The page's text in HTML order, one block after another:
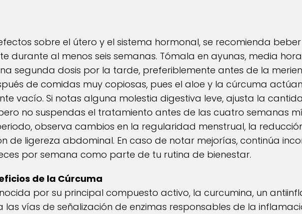
sobre el útero y el sistema hormonal, se recomienda
durante al menos seis semanas. Tómala en ayunas, media
segunda dosis por la tarde, preferiblemente antes de la
de comidas muy copiosas, pues el aloe y la cúrcuma
vacío. Si notas alguna molestia digestiva leve, ajusta la
no suspendas el tratamiento antes de las cuatro semanas
observa cambios en la regularidad menstrual, la
de ligereza abdominal. En caso de notar mejorías, continúa
por semana como parte de tu rutina de bienestar.
de la Cúrcuma
por su principal compuesto activo, la curcumina, un
vías de señalización de enzimas responsables de la